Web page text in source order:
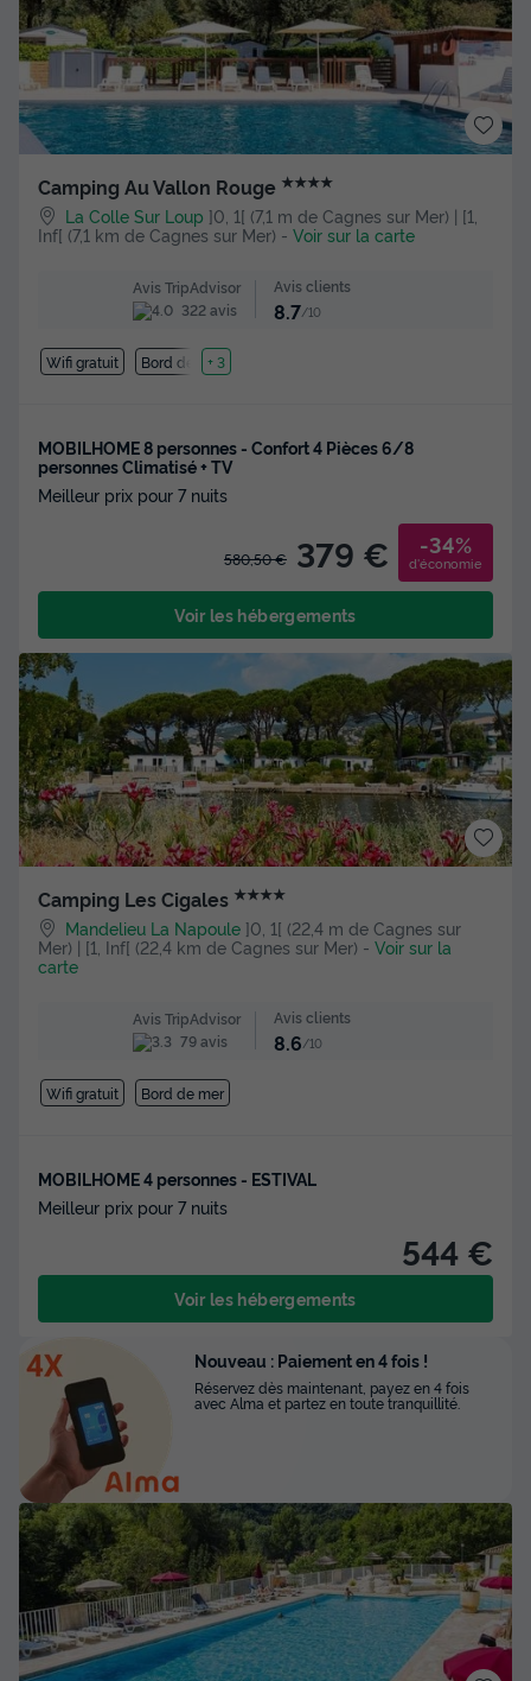
Camping Au Vallon Rouge ★★★★
La Colle Sur Loup ]0, 1[ (7,1 m de Cagnes sur Mer) | [1,
Inf[ (7,1 km de Cagnes sur Mer) - Voir sur la carte
Avis TripAdvisor
322 avis
Avis clients
8.7/10
Wifi gratuit Bord de mer
+ 3
MOBILHOME 8 personnes - Confort 4 Pièces 6/8
personnes Climatisé + TV
Meilleur prix pour 7 nuits
580,50 € 379 € -34%
d'économie
Voir les hébergements
Camping Les Cigales ★★★★
Mandelieu La Napoule ]0, 1[ (22,4 m de Cagnes sur
Mer) | [1, Inf[ (22,4 km de Cagnes sur Mer) - Voir sur la
carte
Avis TripAdvisor
79 avis
Avis clients
8.6 /10
Wifi gratuit Bord de mer
MOBILHOME 4 personnes - ESTIVAL
Meilleur prix pour 7 nuits
544 €
Voir les hébergements
Nouveau : Paiement en 4 fois !
Réservez dès maintenant, payez en 4 fois
avec Alma et partez en toute tranquillité.